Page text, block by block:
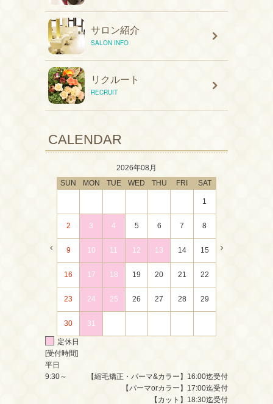
サロン紹介
SALON INFO
リクルート
RECRUIT
CALENDAR
2026年08月
SUN
MON TUE WED THU FRI SAT
1
2 3 4 5 6 7 8
9 10 11 12 13 14 15
16 17 18 19 20 21 22
23 24 25 26 27 28 29
30 31
定休日
[受付時間]
平日
9:30～
【縮毛矯正・パーマ&カラー】16:00迄受付
【パーマorカラー】17:00迄受付
【カット】18:30迄受付